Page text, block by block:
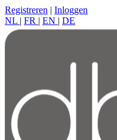
Registreren | Inloggen
NL | FR | EN | DE